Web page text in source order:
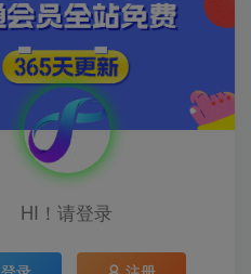
HI！请登录